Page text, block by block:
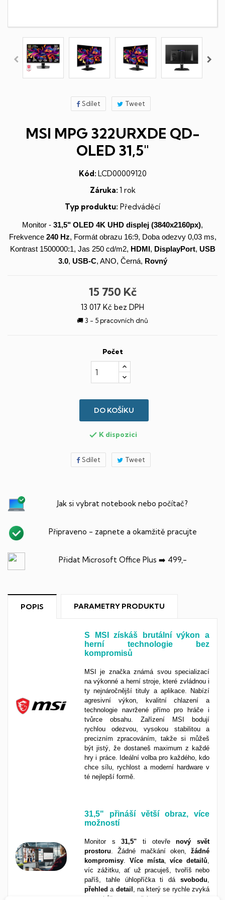
Sdílet Tweet
MSI MPG 322URXDE QD-
OLED 31,5"
Kód: LCD00009120
Záruka: 1 rok
Typ produktu: Předváděcí
Monitor - 31,5" OLED 4K UHD displej (3840x2160px),
Frekvence 240 Hz, Formát obrazu 16:9, Doba odezvy 0,03 ms,
Kontrast 1500000:1, Jas 250 cd/m2, HDMI , DisplayPort, USB
3.0, USB-C, ANO, Černá, Rovný
15 750 Kč
13 017 Kč bez DPH
🚚 3 - 5 pracovních dnů
Počet
DO KOŠÍKU
 K dispozici
Sdílet Tweet
Jak si vybrat notebook nebo počítač?
Připraveno - zapnete a okamžitě pracujte
Přidat Microsoft Office Plus ➡️ 499,-
POPIS PARAMETRY PRODUKTU
S MSI získáš brutální výkon a
herní technologie bez
kompromisů
MSI je značka známá svou specializací
na výkonné a herní stroje, které zvládnou i
ty nejnáročnější tituly a aplikace. Nabízí
agresivní výkon, kvalitní chlazení a
technologie navržené přímo pro hráče i
tvůrce obsahu. Zařízení MSI bodují
rychlou odezvou, vysokou stabilitou a
precizním zpracováním, takže si můžeš
být jistý, že dostaneš maximum z každé
hry i práce. Ideální volba pro každého, kdo
chce sílu, rychlost a moderní hardware v
té nejlepší formě.
31,5" přináší větší obraz, více
možností
Monitor s31,5" ti otevřenový
svět
prostoru . Žádné mačkání oken, žádné
kompromisy
Více místa,více detailů
víc zážitku, ať už pracuješ, tvoříš nebo
paříš, tahle úhlopříčka ti dá svobodu
přehled a detail , na který se rychle zvyká